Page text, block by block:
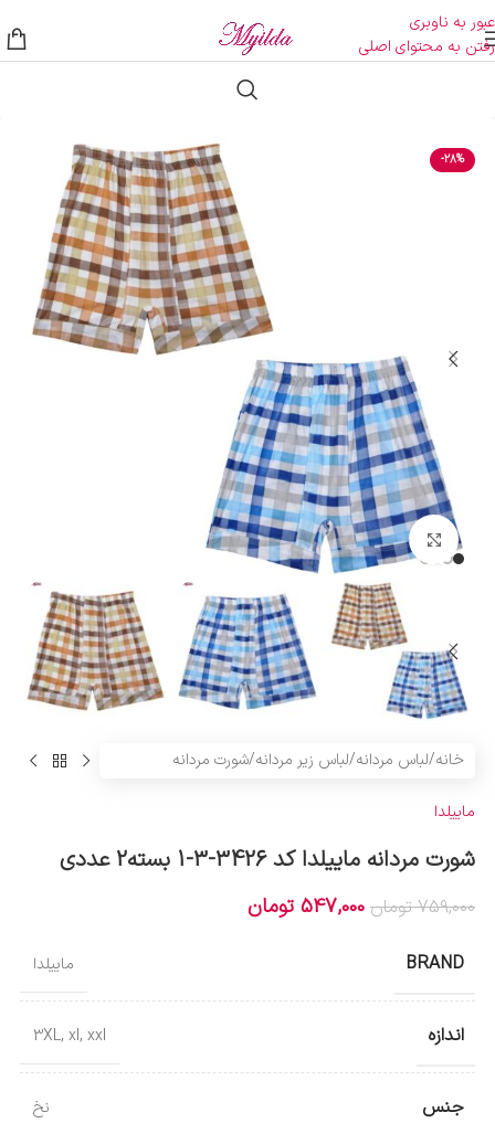
عبور به ناوبری
رفتن به محتوای اصلی
-28%
بزرگنمایی تصویر
خانه/لباس مردانه/لباس زیر مردانه/شورت مردانه
ماییلدا
شورت مردانه ماییلدا کد 3426-3-1 بسته2 عددی
759,000 تومان 547,000 تومان
BRAND ماییلدا
اندازه 3XL, xl, xxl
جنس نخ